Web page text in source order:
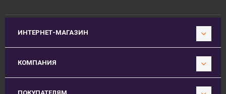
ИНТЕРНЕТ-МАГАЗИН
КОМПАНИЯ